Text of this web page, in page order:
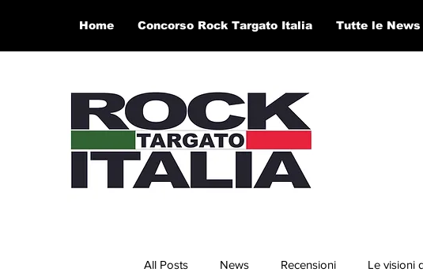
Home Concorso Rock Targato Italia Tutte le News
All Posts News Recensioni Le visioni